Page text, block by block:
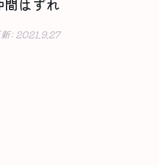
:2021.9.27